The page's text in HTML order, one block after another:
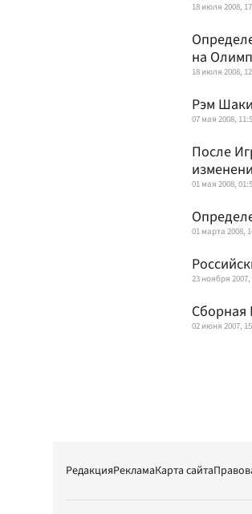
18 июля 2008,
на
18 июля 2008,
Рэм
07 мая 2008,
После
01 мая 2008,
01 марта 2008,
23 ноября 2007,
Сборная
02 июня 2007,
РедакцияРекламаКарта сайта